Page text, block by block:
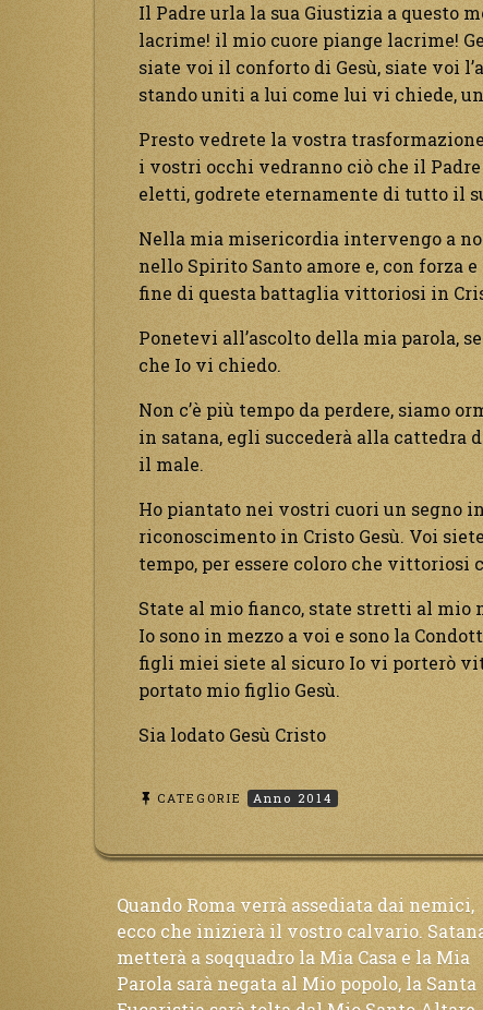
Il Padre urla la sua Giustizia a questo
lacrime! il mio cuore piange lacrime!
siate voi il conforto di Gesù, siate voi
stando uniti a lui come lui vi chiede,
Presto vedrete la vostra
i vostri occhi vedranno ciò che il
eletti, godrete eternamente di tutto il
Nella mia misericordia intervengo a
nello Spirito Santo amore e, con forza
fine di questa battaglia vittoriosi in
Ponetevi all’ascolto della mia parola,
che Io vi chiedo.
Non c’è più tempo da perdere, siamo
in satana, egli succederà alla cattedra
il male.
Ho piantato nei vostri cuori un segno
riconoscimento in Cristo Gesù. Voi
tempo, per essere coloro che
State al mio fianco, state stretti al mio
Io sono in mezzo a voi e sono la
figli miei siete al sicuro Io vi porterò
portato mio figlio Gesù.
Sia lodato Gesù Cristo
CATEGORIE Anno 2014
Navigazione
articoli
Quando Roma verrà assediata dai nemici,
ecco che inizierà il vostro calvario.
metterà a soqquadro la Mia Casa e la Mia
Parola sarà negata al Mio popolo, la Santa